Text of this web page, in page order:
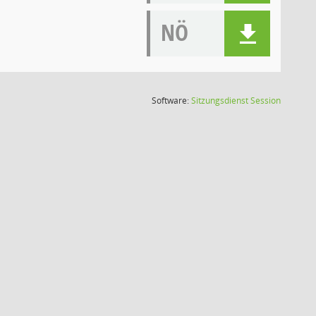
NÖ
Software:SitzungsdienstSession(Wird in